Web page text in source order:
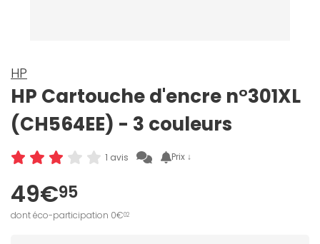
HP
HP Cartouche d'encre n°301XL
(CH564EE) - 3 couleurs
1 avis Prix ↓
49€95
dont éco-participation 0€02